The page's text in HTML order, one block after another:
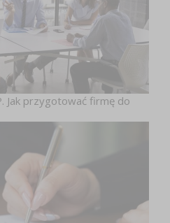
Jak przygotować firmę do